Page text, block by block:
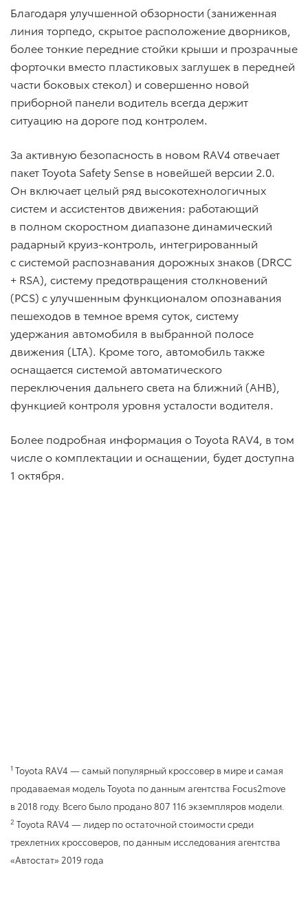
Благодаря улучшенной обзорности (заниженная
линия торпедо, скрытое расположение дворников,
более тонкие передние стойки крыши и прозрачные
форточки вместо пластиковых заглушек в передней
части боковых стекол) и совершенно новой
приборной панели водитель всегда держит
ситуацию на дороге под контролем.
За активную безопасность в новом RAV4 отвечает
пакет Toyota Safety Sense в новейшей версии 2.0.
Он включает целый ряд высокотехнологичных
систем и ассистентов движения: работающий
в полном скоростном диапазоне динамический
радарный круиз-контроль, интегрированный
с системой распознавания дорожных знаков (DRCC
+ RSA), систему предотвращения столкновений
(PCS) с улучшенным функционалом опознавания
пешеходов в темное время суток, систему
удержания автомобиля в выбранной полосе
движения (LTA). Кроме того, автомобиль также
оснащается системой автоматического
переключения дальнего света на ближний (AHB),
функцией контроля уровня усталости водителя.
Более подробная информация о Toyota RAV4, в том
числе о комплектации и оснащении, будет доступна
1 октября.
1 Toyota RAV4 — самый популярный кроссовер в мире и самая
продаваемая модель Toyota по данным агентства Focus2move
в 2018 году. Всего было продано 807 116 экземпляров модели.
2 Toyota RAV4 — лидер по остаточной стоимости среди
трехлетних кроссоверов, по данным исследования агентства
«Автостат» 2019 года